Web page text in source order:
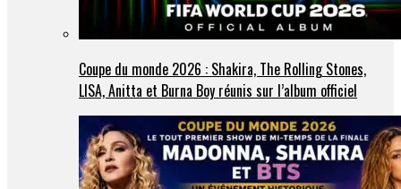
Coupe du monde 2026 : Shakira, The Rolling Stones,
LISA, Anitta et Burna Boy réunis sur l’album officiel